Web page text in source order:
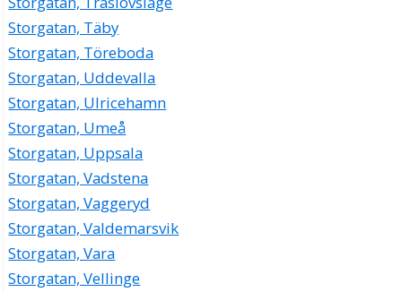
Storgatan, Täby
Storgatan, Töreboda
Storgatan, Uddevalla
Storgatan, Ulricehamn
Storgatan, Umeå
Storgatan, Uppsala
Storgatan, Vadstena
Storgatan, Vaggeryd
Storgatan, Valdemarsvik
Storgatan, Vara
Storgatan, Vellinge